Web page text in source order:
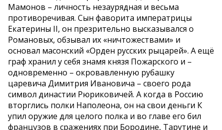
Мамонов – личность незаурядная и весьма
противоречивая. Сын фаворита императрицы
Екатерины II, он презрительно высказывался о
Романовых, обзывал их «ничтожествами» и
основал масонский «Орден русских рыцарей». А ещё
граф хранил у себя знамя князя Пожарского и –
одновременно – окровавленную рубашку
царевича Димитрия Ивановича – своего рода
символ династии Рюриковичей. А когда в Россию
вторглись полки Наполеона, он на свои деньги К
упил оружие для целого полка и во главе его бил
французов в сражениях при Бородине, Тарутине и